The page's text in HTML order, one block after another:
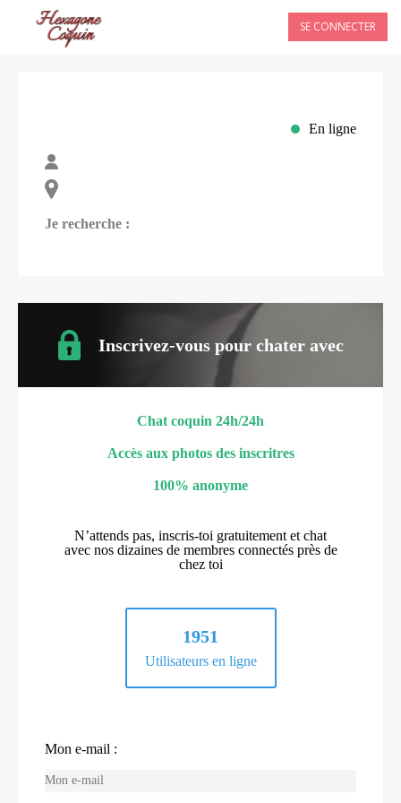
SE CONNECTER
En ligne
Je recherche :
Inscrivez-vous pour chater avec
Chat coquin 24h/24h
Accès aux photos des inscritres
100% anonyme
N’attends pas, inscris-toi gratuitement et chat
avec nos dizaines de membres connectés près de
chez toi
1951
Utilisateurs en ligne
Mon e-mail :